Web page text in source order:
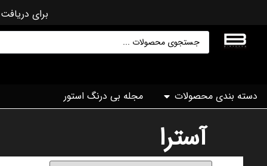
برای
دسته بندی محصولات مجله بی درنگ استور
آسترا